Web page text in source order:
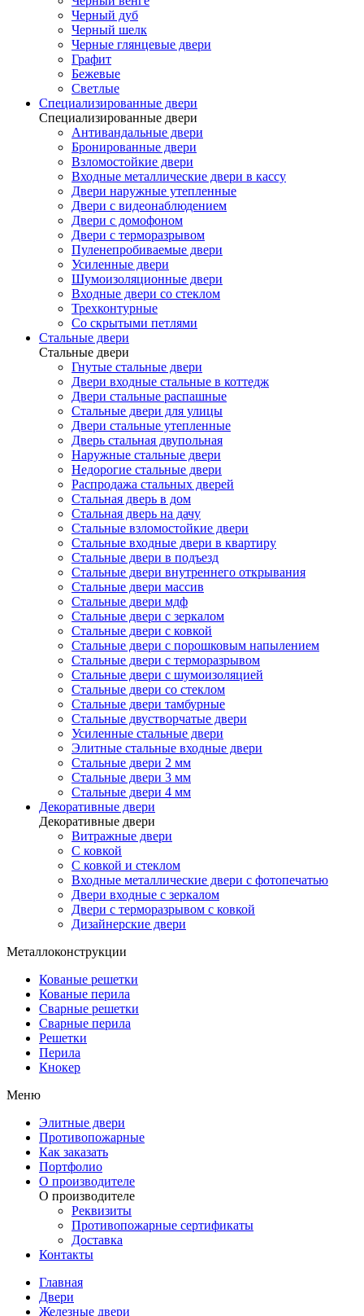
Черный дуб
Черный шелк
Черные глянцевые двери
Графит
Бежевые
Светлые
Специализированные двери
Специализированные двери
Антивандальные двери
Бронированные двери
Взломостойкие двери
Входные металлические двери в кассу
Двери наружные утепленные
Двери с видеонаблюдением
Двери с домофоном
Двери с терморазрывом
Пуленепробиваемые двери
Усиленные двери
Шумоизоляционные двери
Входные двери со стеклом
Трехконтурные
Со скрытыми петлями
Стальные двери
Стальные двери
Гнутые стальные двери
Двери входные стальные в коттедж
Двери стальные распашные
Стальные двери для улицы
Двери стальные утепленные
Дверь стальная двупольная
Наружные стальные двери
Недорогие стальные двери
Распродажа стальных дверей
Стальная дверь в дом
Стальная дверь на дачу
Стальные взломостойкие двери
Стальные входные двери в квартиру
Стальные двери в подъезд
Стальные двери внутреннего открывания
Стальные двери массив
Стальные двери мдф
Стальные двери с зеркалом
Стальные двери с ковкой
Стальные двери с порошковым напылением
Стальные двери с терморазрывом
Стальные двери с шумоизоляцией
Стальные двери со стеклом
Стальные двери тамбурные
Стальные двустворчатые двери
Усиленные стальные двери
Элитные стальные входные двери
Стальные двери 2 мм
Стальные двери 3 мм
Стальные двери 4 мм
Декоративные двери
Декоративные двери
Витражные двери
С ковкой
С ковкой и стеклом
Входные металлические двери с фотопечатью
Двери входные с зеркалом
Двери с терморазрывом с ковкой
Дизайнерские двери
Металлоконструкции
Кованые решетки
Кованые перила
Сварные решетки
Сварные перила
Решетки
Перила
Кнокер
Меню
Элитные двери
Противопожарные
Как заказать
Портфолио
О производителе
О производителе
Реквизиты
Противопожарные сертификаты
Доставка
Контакты
Главная
Двери
Железные двери